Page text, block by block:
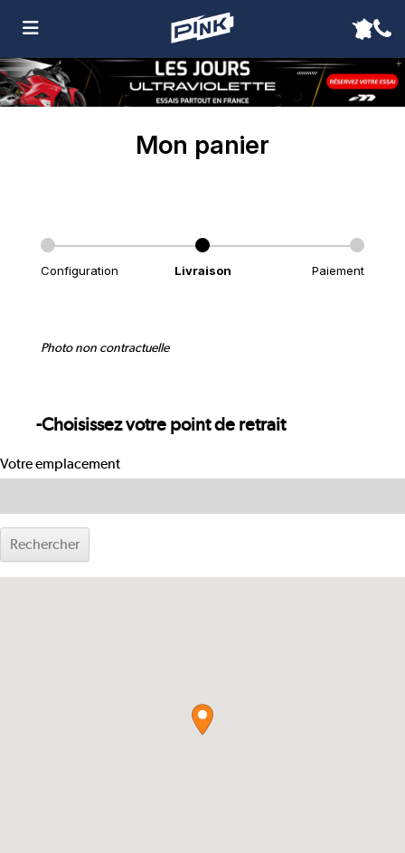
Mon panier
Configuration Livraison Paiement
Photo non contractuelle
-Choisissez votre point de retrait
Votre emplacement